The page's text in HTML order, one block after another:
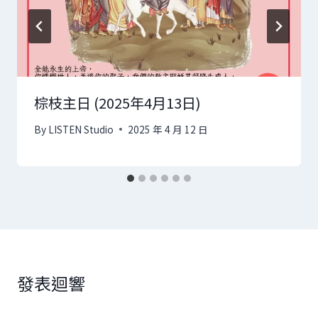
棕枝主日 (2025年4月13日)
By LISTEN Studio 2025 年 4 月 12 日
發表迴響